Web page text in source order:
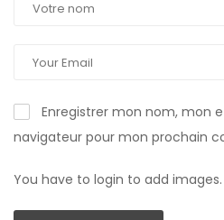
Enregistrer mon nom, mon
navigateur pour mon prochain
You have to login to add images.